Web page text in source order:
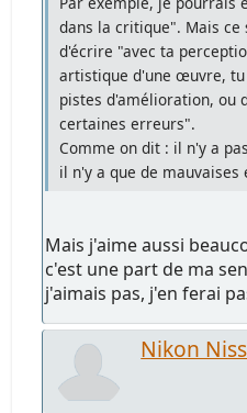
dans la critique". Mais
d'écrire "avec ta
artistique d'une œuvre,
pistes d'amélioration, ou
certaines erreurs".
Comme on dit : il n'y a
il n'y a que de mauvaises
Mais j'aime aussi
c'est une part de ma
j'aimais pas, j'en ferai
Nikon